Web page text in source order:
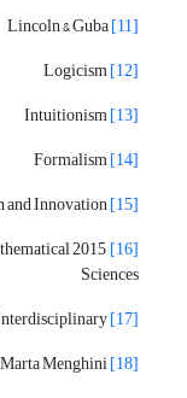
[11]
[12]
[13]
[14]
[15]
[16]
Sciences
[17]
[18]